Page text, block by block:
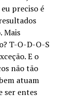
preciso é
Mais
T-O-D-O-S
E o
não tão
atuam
ser entes